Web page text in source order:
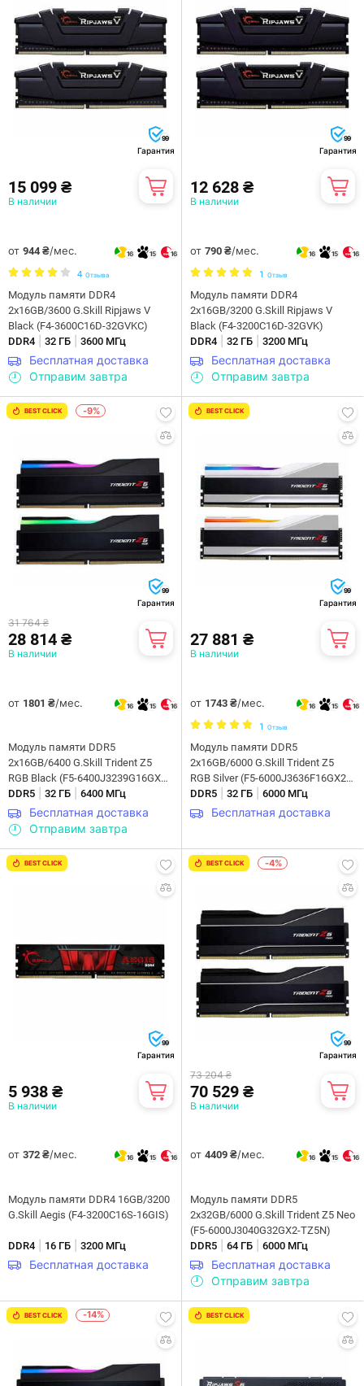
99
Гарантия
15 099 ₴
В наличии
от 944 ₴/мес. 16 15 16
4 Отзыва
Модуль памяти DDR4
2x16GB/3600 G.Skill Ripjaws V
Black (F4-3600C16D-32GVKC)
DDR4
32 ГБ 3600 МГц
Бесплатная доставка
Отправим завтра
99
Гарантия
12 628 ₴
В наличии
от 790 ₴/мес. 16 15 16
1 Отзыв
Модуль памяти DDR4
2x16GB/3200 G.Skill Ripjaws V
Black (F4-3200C16D-32GVK)
DDR4
32 ГБ 3200 МГц
Бесплатная доставка
Отправим завтра
BEST CLICK -9%
99
Гарантия
31 764 ₴
28 814 ₴
В наличии
от 1801 ₴/мес. 16 15 16
Модуль памяти DDR5
2x16GB/6400 G.Skill Trident Z5
RGB Black (F5-6400J3239G16GX2-
TZ5RK)
DDR5 32 ГБ 6400 МГц
Бесплатная доставка
Отправим завтра
BEST CLICK
99
Гарантия
27 881 ₴
В наличии
от 1743 ₴/мес. 16 15 16
1 Отзыв
Модуль памяти DDR5
2x16GB/6000 G.Skill Trident Z5
RGB Silver (F5-6000J3636F16GX2-
TZ5RS)
DDR5 32 ГБ 6000 МГц
Бесплатная доставка
BEST CLICK
99
Гарантия
5 938 ₴
В наличии
от 372 ₴/мес. 16 15 16
Модуль памяти DDR4 16GB/3200
G.Skill Aegis (F4-3200C16S-16GIS)
DDR4 16 ГБ 3200 МГц
Бесплатная доставка
BEST CLICK -4%
99
Гарантия
73 204 ₴
70 529 ₴
В наличии
от 4409 ₴/мес. 16 15 16
Модуль памяти DDR5
2x32GB/6000 G.Skill Trident Z5 Neo
(F5-6000J3040G32GX2-TZ5N)
DDR5
64 ГБ 6000 МГц
Бесплатная доставка
Отправим завтра
BEST CLICK -14% BEST CLICK